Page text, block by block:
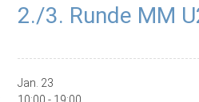
2./3. Runde MM
Jan. 23
10:00 - 19:00